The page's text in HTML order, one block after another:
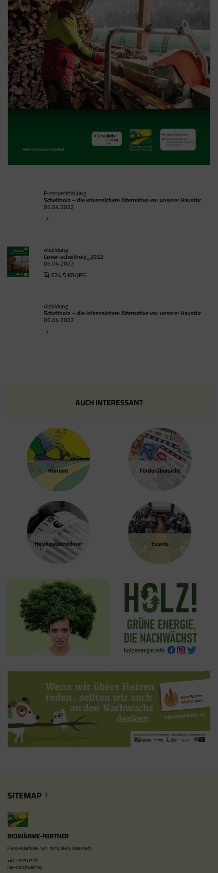
Pressemitteilung
Scheitholz – die krisensichere Alternative vor unserer Haustür
05.04.2022
/
Abbildung
Cover-scheitholz_2022
05.04.2022
624,5 KB/JPG
Abbildung
Scheitholz – die krisensichere Alternative vor unserer Haustür
05.04.2022
/
Kontakt Förder­übersicht
Heizkosten­rechner Events
AUCH INTERESSANT
SITEMAP
BIOWÄRME-PARTNER
Franz-Josefs Kai 13/4 1010 Wien, Österreich
+43 1 533 07 97
Fax-Durchwahl 90
Tracking- und Remarketing-Codes gebündelt
einbauen können. Wenn Sie beispielsweise
Google Analytics über den Tag Manager
einbinden, werden Cookies gesetzt. Diese
Cookies stammen aber von Google Analytics
und nicht vom Tag Manager selbst.